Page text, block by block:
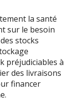
la santé
sur le besoin
stocks
préjudiciables à
des livraisons
financer